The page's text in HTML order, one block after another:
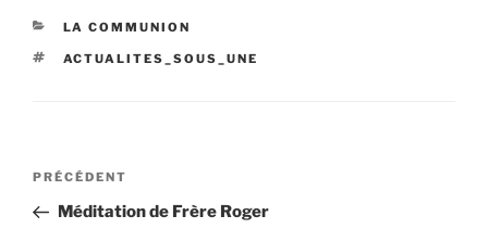
CATÉGORIES
LA COMMUNION
ÉTIQUETTES
ACTUALITES_SOUS_UNE
Navigation
l’article
Article
précédent
PRÉCÉDENT
Méditation de Frère Roger